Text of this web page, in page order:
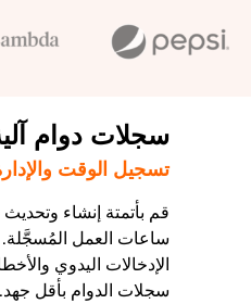
سجلات دوام
تسجيل الوقت
قم بأتمتة إنشاء
ساعات العمل
الإدخالات اليدوي
سجلات الدوام بأقل جهد.